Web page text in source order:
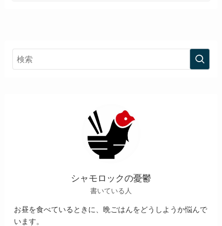
シャモロックの憂鬱
書いている人
お昼を食べているときに、晩ごはんをどうしようか悩んで
います。